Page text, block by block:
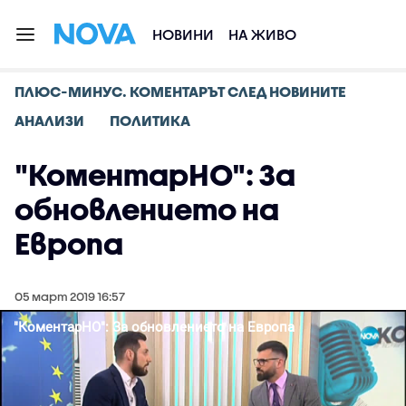
НОВИНИ НА ЖИВО
ПЛЮС-МИНУС. КОМЕНТАРЪТ СЛЕД НОВИНИТЕ
АНАЛИЗИ
ПОЛИТИКА
"КоментарНО": За
обновлението на
Европа
05 март 2019 16:57